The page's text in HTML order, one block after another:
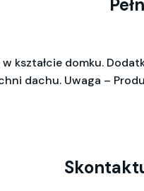
kształcie domku.
dachu. Uwaga –